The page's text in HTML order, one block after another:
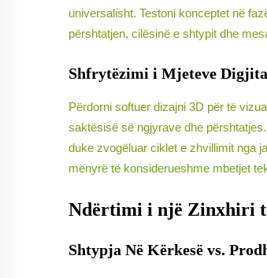
universalisht. Testoni konceptet në
përshtatjen, cilësinë e shtypit dhe
Shfrytëzimi i Mjeteve
Përdorni softuer dizajni 3D për të
saktësisë së ngjyrave dhe
duke zvogëluar ciklet e zhvillimit nga
mënyrë të konsiderueshme mbetjet
Ndërtimi i një Zinxhiri
Shtypja Në Kërkesë vs.